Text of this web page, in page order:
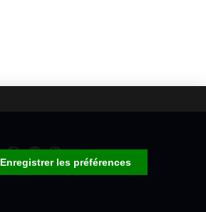
Enregistrer les préférences